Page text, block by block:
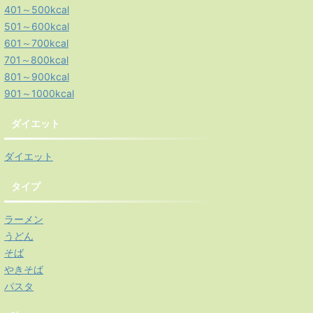
401～500kcal
501～600kcal
601～700kcal
701～800kcal
801～900kcal
901～1000kcal
ダイエット
ダイエット
タイプ
ラーメン
うどん
そば
やきそば
パスタ